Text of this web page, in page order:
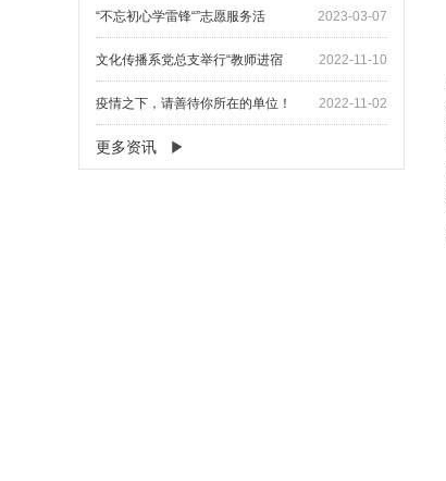
2023-03-07
“不忘初心学雷锋“”志愿服务活
2022-11-10
文化传播系党总支举行“教师进宿
2022-11-02
疫情之下，请善待你所在的单位！
更多资讯